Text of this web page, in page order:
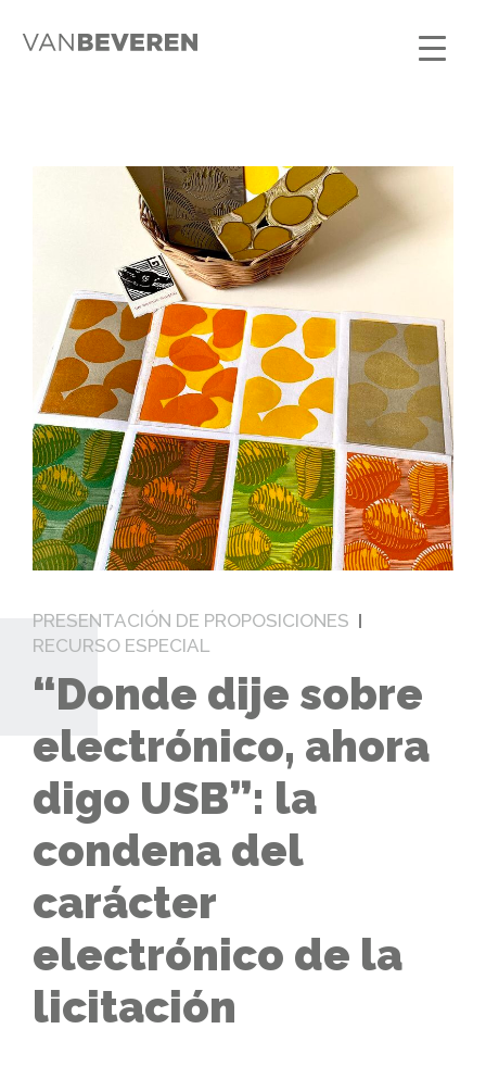
PRESENTACIÓN DE PROPOSICIONES
RECURSO ESPECIAL
“Donde dije sobre
electrónico, ahora
digo USB”: la
condena del
carácter
electrónico de la
licitación